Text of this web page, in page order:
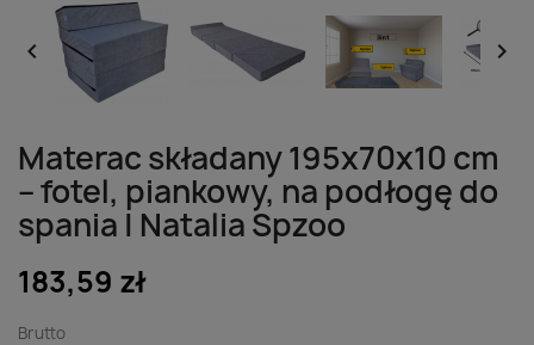
 
Materac składany 195x70x10 cm
– fotel, piankowy, na podłogę do
spania | Natalia Spzoo
183,59 zł
Brutto